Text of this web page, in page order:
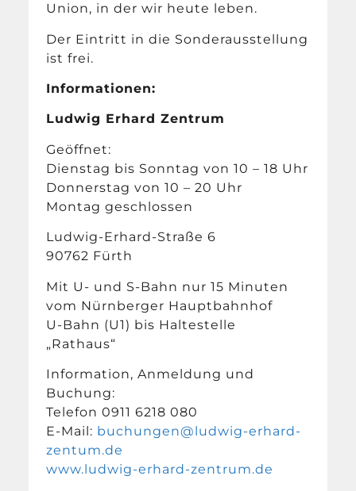
Union, in der wir heute leben.
Der Eintritt in die Sonderausstellung
ist frei.
Informationen:
Ludwig Erhard Zentrum
Geöffnet:
Dienstag bis Sonntag von 10 – 18 Uhr
Donnerstag von 10 – 20 Uhr
Montag geschlossen
Ludwig-Erhard-Straße 6
90762 Fürth
Mit U- und S-Bahn nur 15 Minuten
vom Nürnberger Hauptbahnhof
U-Bahn (U1) bis Haltestelle
„Rathaus“
Information, Anmeldung und
Buchung:
Telefon 0911 6218 080
E-Mail: buchungen@ludwig-erhard-
zentum.de
www.ludwig-erhard-zentrum.de